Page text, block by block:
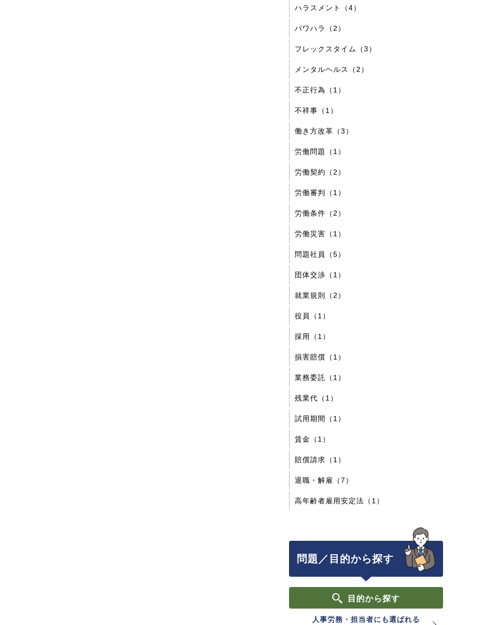
ハラスメント（4）
パワハラ（2）
フレックスタイム（3）
メンタルヘルス（2）
不正行為（1）
不祥事（1）
働き方改革（3）
労働問題（1）
労働契約（2）
労働審判（1）
労働条件（2）
労働災害（1）
問題社員（5）
団体交渉（1）
就業規則（2）
役員（1）
採用（1）
損害賠償（1）
業務委託（1）
残業代（1）
試用期間（1）
賃金（1）
賠償請求（1）
退職・解雇（7）
高年齢者雇用安定法（1）
問題／目的から探す
目的から探す
人事労務・担当者にも選ばれる